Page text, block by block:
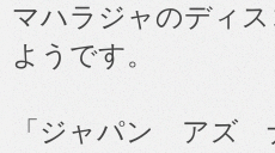
マハラジャのディ
ようです。
「ジャパン アズ